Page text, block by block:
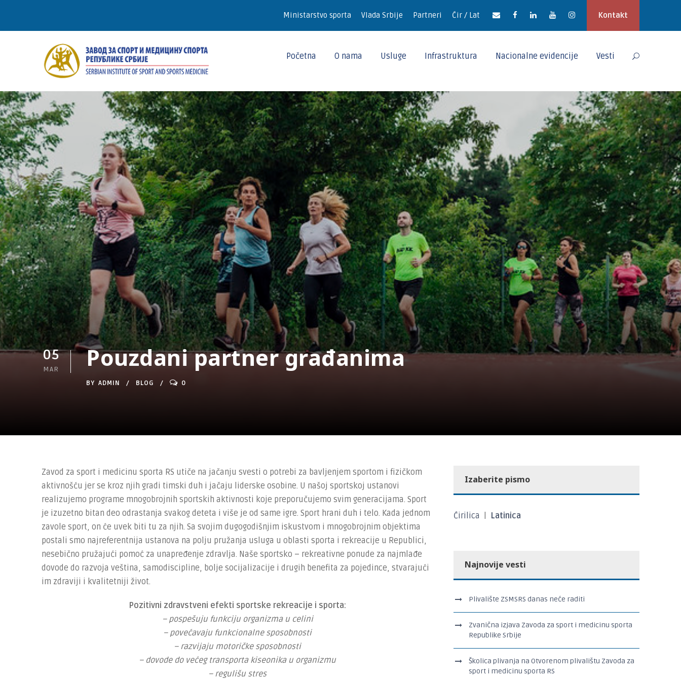
Ministarstvo sporta Vlada Srbije Partneri Ćir / Lat Kontakt
Početna O nama Usluge Infrastruktura Nacionalne evidencije Vesti
05
MAR Pouzdani partner građanima
BY ADMIN BLOG 0
Zavod za sport i medicinu sporta RS utiče na jačanju svesti o potrebi za bavljenjem sportom i fizičkom
aktivnošću jer se kroz njih gradi timski duh i jačaju liderske osobine. U našoj sportskoj ustanovi
realizujemo programe mnogobrojnih sportskih aktivnosti koje preporučujemo svim generacijama. Sport
je izuzetno bitan deo odrastanja svakog deteta i više je od same igre. Sport hrani duh i telo. Kada jednom
zavole sport, on će uvek biti tu za njih. Sa svojim dugogodišnjim iskustvom i mnogobrojnim objektima
postali smo najreferentnija ustanova na polju pružanja usluga u oblasti sporta i rekreacije u Republici,
nesebično pružajući pomoć za unapređenje zdravlja. Naše sportsko – rekreativne ponude za najmlađe
dovode do razvoja veština, samodiscipline, bolje socijalizacije i drugih benefita za pojedince, stvarajući
im zdraviji i kvalitetniji život.
Pozitivni zdravstveni efekti sportske rekreacije i sporta:
– pospešuju funkciju organizma u celini
– povećavaju funkcionalne sposobnosti
– razvijaju motoričke sposobnosti
– dovode do većeg transporta kiseonika u organizmu
– regulišu stres
Izaberite pismo
Ćirilica Latinica
Najnovije vesti
Plivalište ZSMSRS danas neće raditi
Zvanična izjava Zavoda za sport i medicinu sporta
Republike Srbije
Školica plivanja na Otvorenom plivalištu Zavoda za
sport i medicinu sporta RS